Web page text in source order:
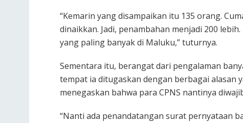
“Kemarin yang disampaikan itu 135 orang.
dinaikkan. Jadi, penambahan menjadi 200
yang paling banyak di Maluku,” tuturnya.
Sementara itu, berangat dari pengalaman
tempat ia ditugaskan dengan berbagai alasan
menegaskan bahwa para CPNS nantinya
“Nanti ada penandatangan surat pernyataan